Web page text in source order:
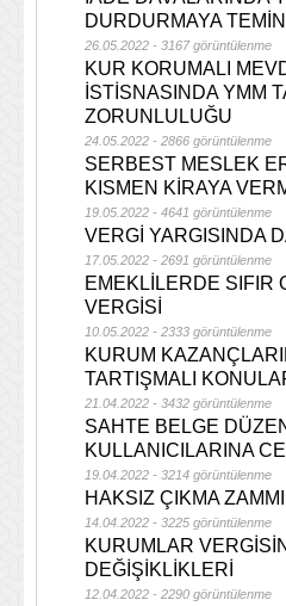
DURDURMAYA
26.05.2022 - 3167 görüntülenme
KUR KORUMALI
İSTİSNASINDA YMM
ZORUNLULUĞU
24.05.2022 - 2866 görüntülenme
SERBEST MESLEK
KISMEN KİRAYA
19.05.2022 - 4641 görüntülenme
VERGİ YARGISINDA
17.05.2022 - 2691 görüntülenme
EMEKLİLERDE SIFIR
VERGİSİ
10.05.2022 - 2333 görüntülenme
KURUM
TARTIŞMALI
21.04.2022 - 3432 görüntülenme
SAHTE BELGE
KULLANICILARINA
19.04.2022 - 3214 görüntülenme
HAKSIZ ÇIKMA
14.04.2022 - 3225 görüntülenme
KURUMLAR
DEĞİŞİKLİKLERİ
12.04.2022 - 2290 görüntülenme